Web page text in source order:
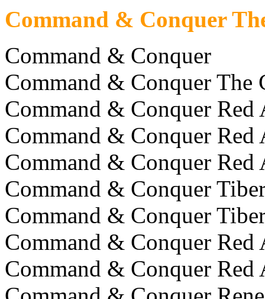
Command & Conquer
Command & Conquer
Command & Conquer The
Command & Conquer Red
Command & Conquer
Command & Conquer
Command & Conquer
Command & Conquer
Command & Conquer Red
Command & Conquer Red